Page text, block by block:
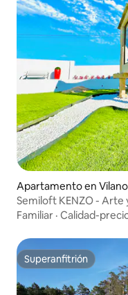
Apartamento en
Semiloft KENZO - Arte
Familiar · Calidad-
Superanfitrión
Superanfitrión